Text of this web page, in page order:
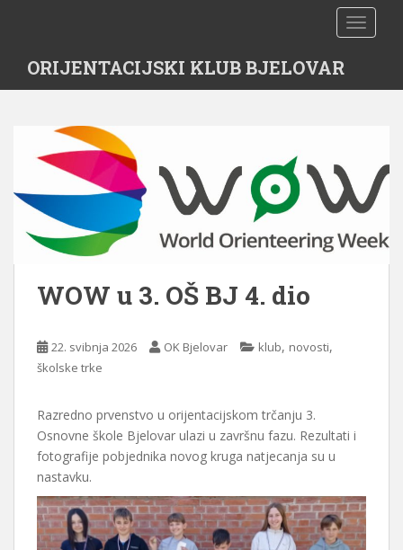
t
ORIJENTACIJSKI KLUB BJELOVAR
WOW u 3. OŠ BJ 4. dio
22. svibnja 2026 OK Bjelovar klub, novosti,
školske trke
Razredno prvenstvo u orijentacijskom trčanju 3.
Osnovne škole Bjelovar ulazi u završnu fazu. Rezultati i
fotografije pobjednika novog kruga natjecanja su u
nastavku.